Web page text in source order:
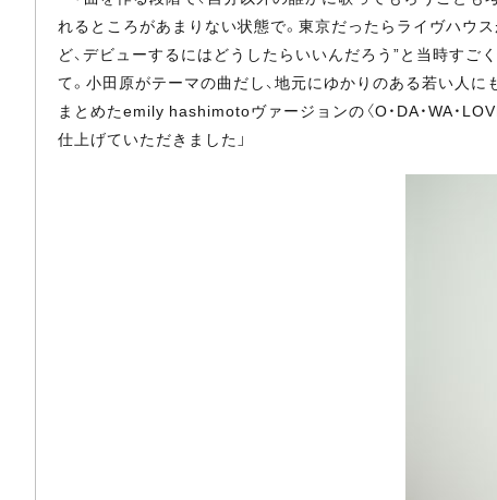
れるところがあまりない状態で。東京だったらライヴハウ
ど、デビューするにはどうしたらいいんだろう”と当時す
て。小田原がテーマの曲だし、地元にゆかりのある若い人
まとめたemily hashimotoヴァージョンの〈O・DA・WA・
仕上げていただきました」